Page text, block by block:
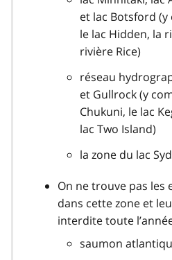
et lac Botsford (y
le lac Hidden, la
rivière Rice)
réseau
et Gullrock (y
Chukuni, le lac
lac Two Island)
la zone du lac
On ne trouve pas les
dans cette zone et
interdite toute
saumon